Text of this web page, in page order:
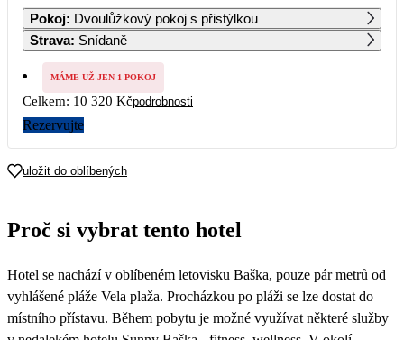
1 2 3 4 5 6
7 8 9 10 11 12 13
14
6 080
15 16
21 22 23 24 25 26 27
Pokoj: Dvoulůžkový pokoj s přistýlkou
Strava: Snídaně
MÁME UŽ JEN 1 POKOJ
Celkem: 10 320 Kčpodrobnosti
Rezervujte
uložit do oblíbených
Proč si vybrat tento hotel
Hotel se nachází v oblíbeném letovisku Baška, pouze pár metrů od
vyhlášené pláže Vela plaža. Procházkou po pláži se lze dostat do
místního přístavu. Během pobytu je možné využívat některé služby